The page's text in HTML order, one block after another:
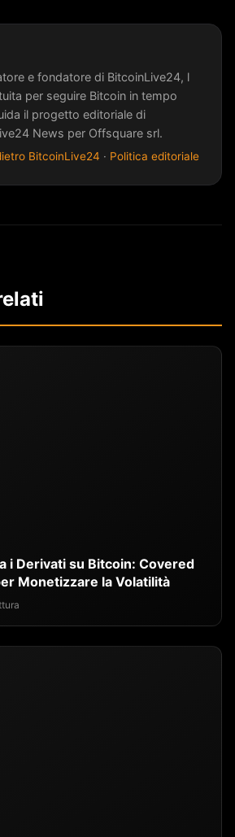
e fondatore di BitcoinLive24, l
per seguire Bitcoin in tempo
il progetto editoriale di
News per Offsquare srl.
BitcoinLive24 · Politica editoriale
i Derivati su Bitcoin: Covered
Monetizzare la Volatilità